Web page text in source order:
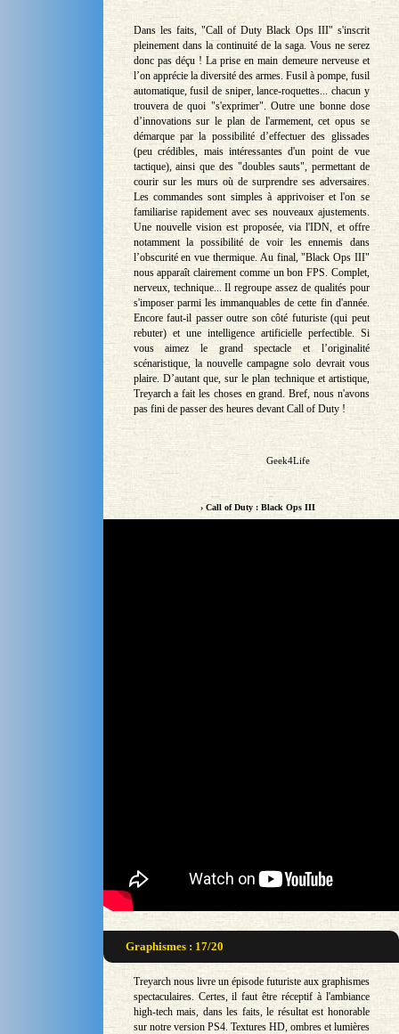
Dans les faits, "Call of Duty Black Ops III" s'inscrit
pleinement dans la continuité de la saga. Vous ne serez
donc pas déçu ! La prise en main demeure nerveuse et
l’on apprécie la diversité des armes. Fusil à pompe, fusil
automatique, fusil de sniper, lance-roquettes... chacun y
trouvera de quoi "s'exprimer". Outre une bonne dose
d’innovations sur le plan de l'armement, cet opus se
démarque par la possibilité d’effectuer des glissades
(peu crédibles, mais intéressantes d'un point de vue
tactique), ainsi que des "doubles sauts", permettant de
courir sur les murs où de surprendre ses adversaires.
Les commandes sont simples à apprivoiser et l'on se
familiarise rapidement avec ses nouveaux ajustements.
Une nouvelle vision est proposée, via l'IDN, et offre
notamment la possibilité de voir les ennemis dans
l’obscurité en vue thermique. Au final, "Black Ops III"
nous apparaît clairement comme un bon FPS. Complet,
nerveux, technique... Il regroupe assez de qualités pour
s'imposer parmi les immanquables de cette fin d'année.
Encore faut-il passer outre son côté futuriste (qui peut
rebuter) et une intelligence artificielle perfectible. Si
vous aimez le grand spectacle et l’originalité
scénaristique, la nouvelle campagne solo devrait vous
plaire. D’autant que, sur le plan technique et artistique,
Treyarch a fait les choses en grand. Bref, nous n'avons
pas fini de passer des heures devant Call of Duty !
Geek4Life
› Call of Duty : Black Ops III
Graphismes : 17/20
Treyarch nous livre un épisode futuriste aux graphismes
spectaculaires. Certes, il faut être réceptif à l'ambiance
high-tech mais, dans les faits, le résultat est honorable
sur notre version PS4. Textures HD, ombres et lumières